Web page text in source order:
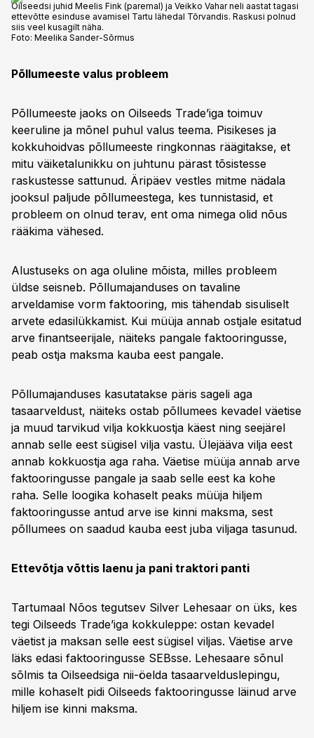
Oilseedsi juhid Meelis Fink (paremal) ja Veikko Vahar neli aastat tagasi
ettevõtte esinduse avamisel Tartu lähedal Tõrvandis. Raskusi polnud
siis veel kusagilt näha.
Foto: Meelika Sander-Sõrmus
Põllumeeste valus probleem
Põllumeeste jaoks on Oilseeds Trade’iga toimuv
keeruline ja mõnel puhul valus teema. Pisikeses ja
kokkuhoidvas põllumeeste ringkonnas räägitakse, et
mitu väiketalunikku on juhtunu pärast tõsistesse
raskustesse sattunud. Äripäev vestles mitme nädala
jooksul paljude põllumeestega, kes tunnistasid, et
probleem on olnud terav, ent oma nimega olid nõus
rääkima vähesed.
Alustuseks on aga oluline mõista, milles probleem
üldse seisneb. Põllumajanduses on tavaline
arveldamise vorm faktooring, mis tähendab sisuliselt
arvete edasilükkamist. Kui müüja annab ostjale esitatud
arve finantseerijale, näiteks pangale faktooringusse,
peab ostja maksma kauba eest pangale.
Põllumajanduses kasutatakse päris sageli aga
tasaarveldust, näiteks ostab põllumees kevadel väetise
ja muud tarvikud vilja kokkuostja käest ning seejärel
annab selle eest sügisel vilja vastu. Ülejääva vilja eest
annab kokkuostja aga raha. Väetise müüja annab arve
faktooringusse pangale ja saab selle eest ka kohe
raha. Selle loogika kohaselt peaks müüja hiljem
faktooringusse antud arve ise kinni maksma, sest
põllumees on saadud kauba eest juba viljaga tasunud.
Ettevõtja võttis laenu ja pani traktori panti
Tartumaal Nõos tegutsev Silver Lehesaar on üks, kes
tegi Oilseeds Trade’iga kokkuleppe: ostan kevadel
väetist ja maksan selle eest sügisel viljas. Väetise arve
läks edasi faktooringusse SEBsse. Lehesaare sõnul
sõlmis ta Oilseedsiga nii-öelda tasaarvelduslepingu,
mille kohaselt pidi Oilseeds faktooringusse läinud arve
hiljem ise kinni maksma.